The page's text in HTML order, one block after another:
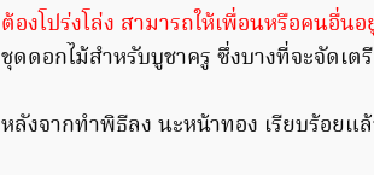
ต้องโปร่งโล่ง สามารถให้เพื่อนหรือคนอื่น
ชุดดอกไม้สำหรับบูชาครู ซึ่งบางที่จะจัดเตรี
หลังจากทำพิธีลง นะหน้าทอง เรียบร้อยแล้